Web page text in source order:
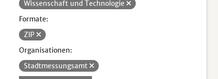
Wissenschaft und Technologie
Formate:
ZIP
Organisationen:
Stadtmessungsamt